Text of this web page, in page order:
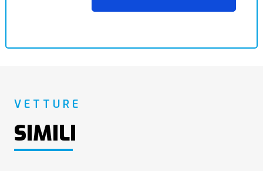
VETTURE
SIMILI